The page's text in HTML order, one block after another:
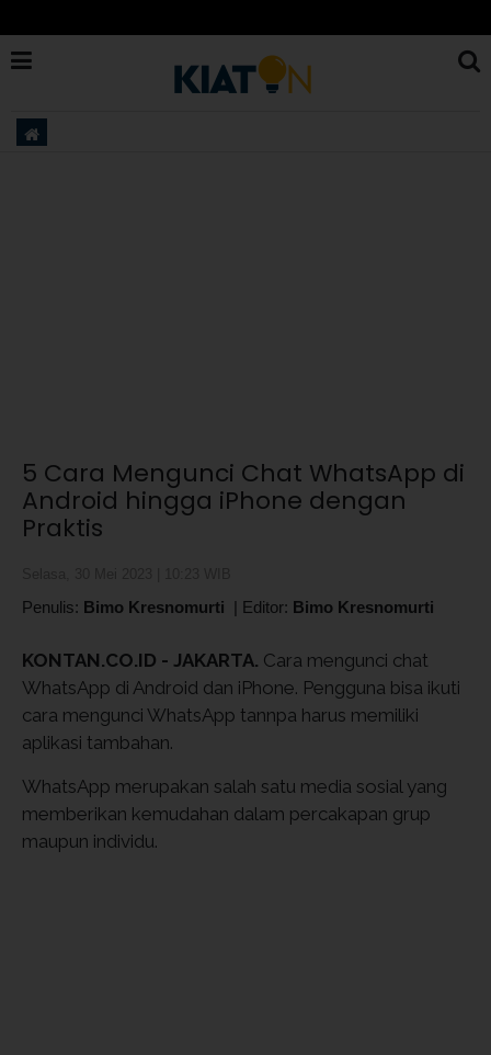
5 Cara Mengunci Chat WhatsApp di
Android hingga iPhone dengan
Praktis
Penulis: Bimo Kresnomurti | Editor: Bimo Kresnomurti
KONTAN.CO.ID - JAKARTA. Cara mengunci chat
WhatsApp di Android dan iPhone. Pengguna bisa ikuti
cara mengunci WhatsApp tannpa harus memiliki
aplikasi tambahan.
WhatsApp merupakan salah satu media sosial yang
memberikan kemudahan dalam percakapan grup
maupun individu.